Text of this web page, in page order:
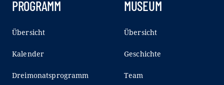
PROGRAMM
Übersicht
Kalender
Dreimonatsprogramm
MUSEUM
Übersicht
Geschichte
Team